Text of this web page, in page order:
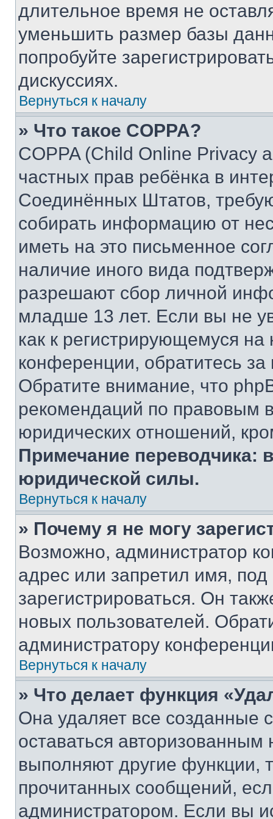
длительное время не
уменьшить размер базы
попробуйте
дискуссиях.
Вернуться к началу
» Что такое COPPA?
COPPA (Child Online Privacy
частных прав ребёнка в
Соединённых Штатов,
собирать информацию от
иметь на это письменное
наличие иного вида
разрешают сбор личной
младше 13 лет. Если вы не
как к регистрирующемуся
конференции, обратитесь
Обратите внимание, что
рекомендаций по правовым
юридических отношений,
Примечание переводчика:
юридической силы.
Вернуться к началу
» Почему я не могу
Возможно, администратор
адрес или запретил имя,
зарегистрироваться. Он
новых пользователей.
администратору
Вернуться к началу
» Что делает функция
Она удаляет все созданные
оставаться
выполняют другие функции,
прочитанных сообщений,
администратором. Если вы